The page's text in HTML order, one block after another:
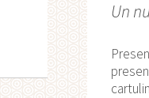
Un